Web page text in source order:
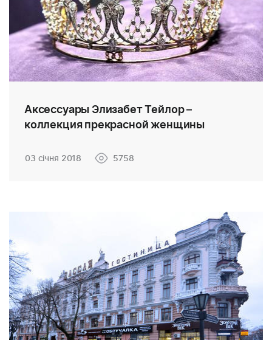
Аксессуары Элизабет Тейлор –
коллекция прекрасной женщины
03 січня 2018 5758